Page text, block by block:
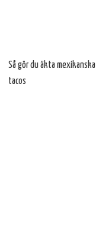
Så gör du äkta mexikanska
tacos